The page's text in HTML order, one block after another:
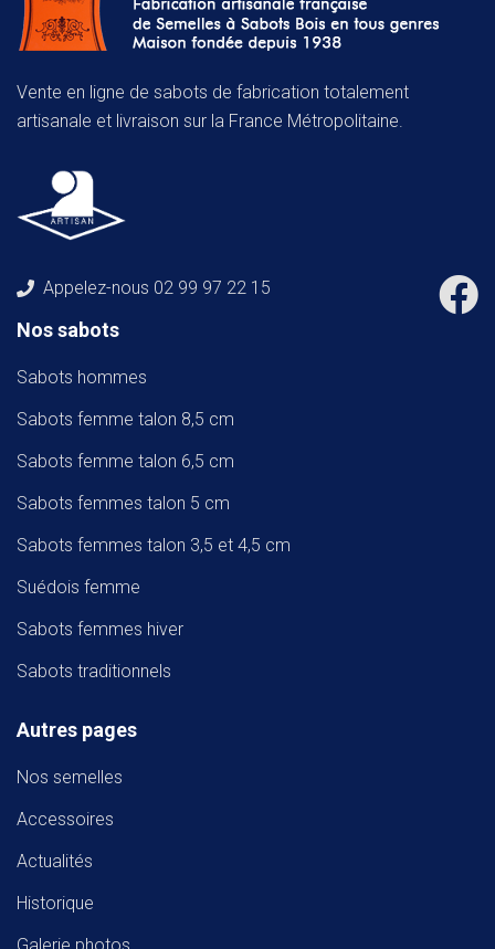
Vente en ligne de sabots de fabrication totalement
artisanale et livraison sur la France Métropolitaine.
Appelez-nous 02 99 97 22 15
Nos sabots
Sabots hommes
Sabots femme talon 8,5 cm
Sabots femme talon 6,5 cm
Sabots femmes talon 5 cm
Sabots femmes talon 3,5 et 4,5 cm
Suédois femme
Sabots femmes hiver
Sabots traditionnels
Autres pages
Nos semelles
Accessoires
Actualités
Historique